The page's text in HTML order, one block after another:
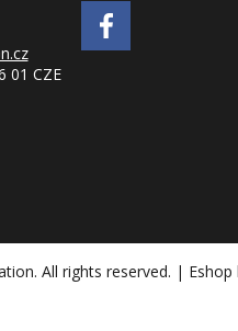
01 CZE
All rights reserved. | Eshop